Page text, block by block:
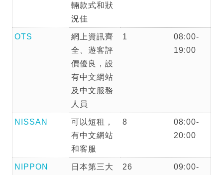
輛款式和狀
況佳
OTS
網上資訊齊
全、遊客評
價優良，設
有中文網站
及中文服務
人員
1
08:00-
19:00
NISSAN
可以短租，
有中文網站
和客服
8
08:00-
20:00
NIPPON
日本第三大
26
09:00-